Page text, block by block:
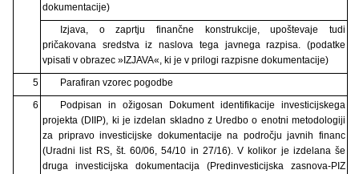
dokumentacije)
Izjava, o zaprtju finančne konstrukcije, upoštevaje tudi
pričakovana sredstva iz naslova tega javnega razpisa. (podatke
vpisati v obrazec »IZJAVA«, ki je v prilogi razpisne dokumentacije)
5
Parafiran vzorec pogodbe
6
Podpisan in ožigosan Dokument identifikacije investicijskega
projekta (DIIP), ki je izdelan skladno z Uredbo o enotni metodologiji
za pripravo investicijske dokumentacije na področju javnih financ
(Uradni list RS, št. 60/06, 54/10 in 27/16). V kolikor je izdelana še
druga investicijska dokumentacija (Predinvesticijska zasnova-PIZ